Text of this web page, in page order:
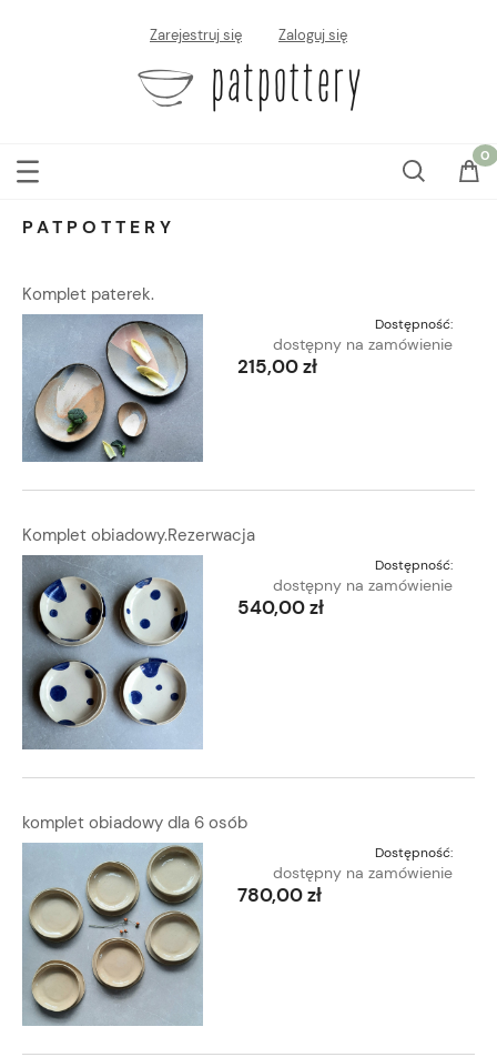
Zarejestruj się Zaloguj się
PATPOTTERY
Komplet paterek.
Dostępność:
dostępny na zamówienie
215,00 zł
Komplet obiadowy.Rezerwacja
Dostępność:
dostępny na zamówienie
540,00 zł
komplet obiadowy dla 6 osób
Dostępność:
dostępny na zamówienie
780,00 zł